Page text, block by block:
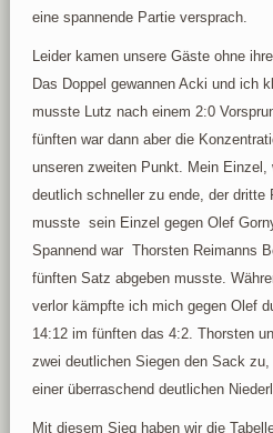
eine spannende Partie versprach.
Leider kamen unsere Gäste ohne
Das Doppel gewannen Acki und ich
musste Lutz nach einem 2:0
fünften war dann aber die
unseren zweiten Punkt. Mein Einzel,
deutlich schneller zu ende, der dritte
musste sein Einzel gegen Olef
Spannend war Thorsten Reimanns
fünften Satz abgeben musste.
verlor kämpfte ich mich gegen Olef
14:12 im fünften das 4:2. Thorsten
zwei deutlichen Siegen den Sack
einer überraschend deutlichen
Mit diesem Sieg haben wir die